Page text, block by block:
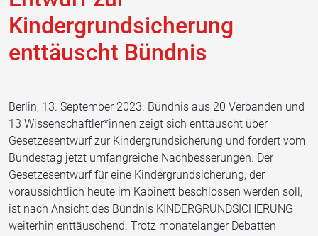
Kindergrundsicherung
enttäuscht Bündnis
Berlin, 13. September 2023. Bündnis aus 20 Verbänden und
13 Wissenschaftler*innen zeigt sich enttäuscht über
Gesetzesentwurf zur Kindergrundsicherung und fordert vom
Bundestag jetzt umfangreiche Nachbesserungen. Der
Gesetzesentwurf für eine Kindergrundsicherung, der
voraussichtlich heute im Kabinett beschlossen werden soll,
ist nach Ansicht des Bündnis KINDERGRUNDSICHERUNG
weiterhin enttäuschend. Trotz monatelanger Debatten